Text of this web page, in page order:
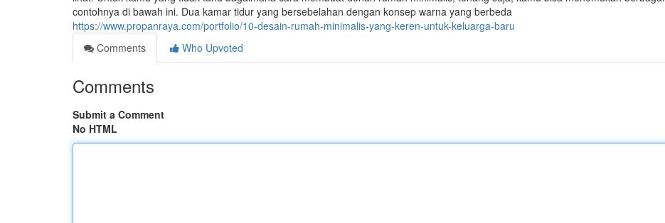
contohnya di bawah ini. Dua kamar tidur yang bersebelahan dengan konsep warna yang berbeda
https://www.propanraya.com/portfolio/10-desain-rumah-minimalis-yang-keren-untuk-keluarga-baru
Comments
Who Upvoted
Comments
Submit a Comment
No HTML